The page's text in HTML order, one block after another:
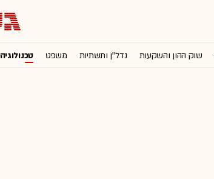
שוק ההון והשקעות נדל''ן ותשתיות משפט טכנולוגיה